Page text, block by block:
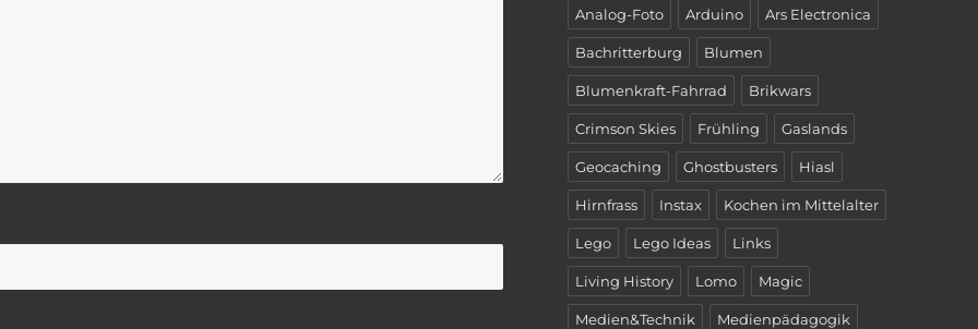
Analog-Foto Arduino Ars Electronica
Bachritterburg Blumen
Blumenkraft-Fahrrad Brikwars
Crimson Skies Frühling Gaslands
Geocaching Ghostbusters Hiasl
Hirnfrass Instax Kochen im Mittelalter
Lego Lego Ideas Links
Living History Lomo Magic
Medien&Technik Medienpädagogik